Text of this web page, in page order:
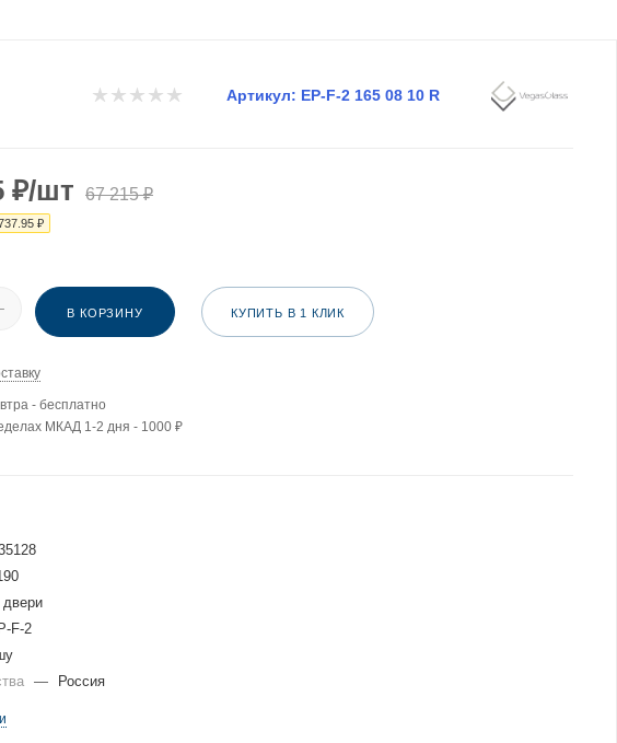
Артикул: EP-F-2 165 08 10 R
₽/шт 67 215₽
₽
В КОРЗИНУ КУПИТЬ В 1 КЛИК
- бесплатно
МКАД 1-2 дня - 1000 ₽
F-2
— Россия